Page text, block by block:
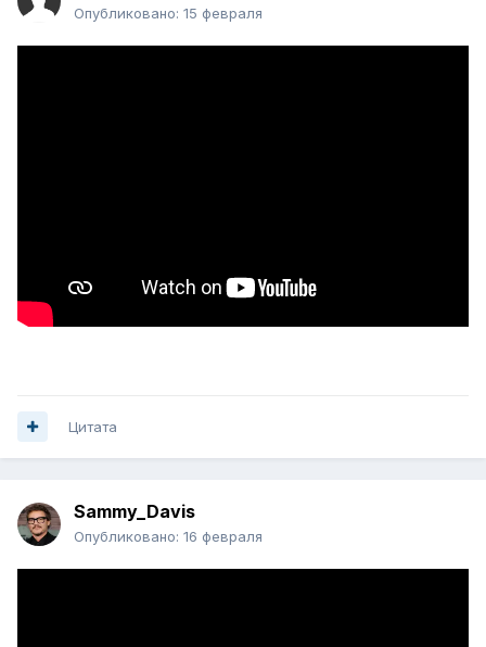
Опубликовано: 15 февраля
Цитата
Sammy_Davis
Опубликовано: 16 февраля